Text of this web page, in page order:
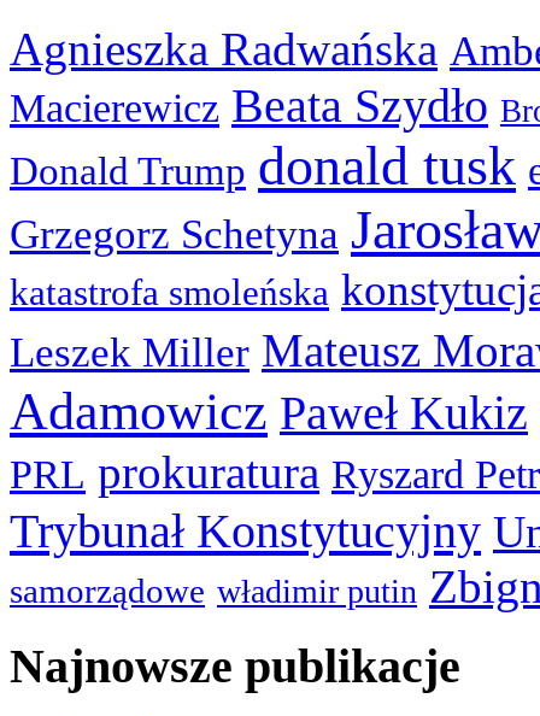
Agnieszka Radwańska
Macierewicz Beata Szydło
Donald Trump donald tusk
Grzegorz Schetyna
katastrofa smoleńska
Leszek Miller Mateusz
Adamowicz Paweł Kukiz
PRL prokuratura Ryszard
Trybunał Konstytucyjny
samorządowe władimir putin
Najnowsze publikacje